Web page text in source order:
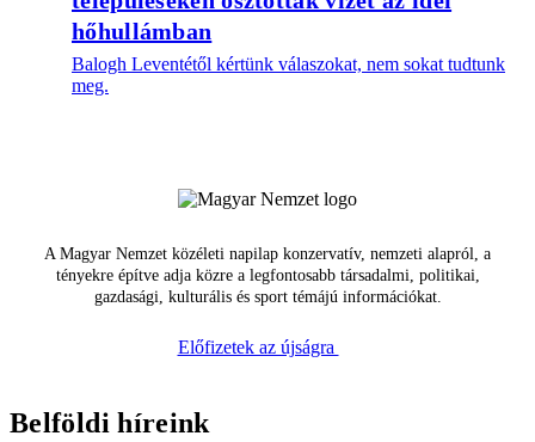
hőhullámban
Balogh Leventétől kértünk válaszokat, nem sokat tudtunk
meg.
A Magyar Nemzet közéleti napilap konzervatív, nemzeti alapról, a
tényekre építve adja közre a legfontosabb társadalmi, politikai,
gazdasági, kulturális és sport témájú információkat.
Előfizetek az újságra
Belföldi híreink